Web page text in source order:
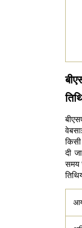
दी
समय